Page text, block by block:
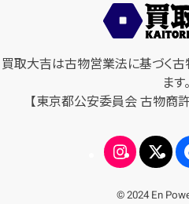
買取大吉は古物営業法に基づく
ます。
【東京都公安委員会 古物商
© 2024 En